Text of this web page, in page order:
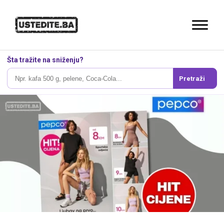
Šta tražite na sniženju?
Pretraži